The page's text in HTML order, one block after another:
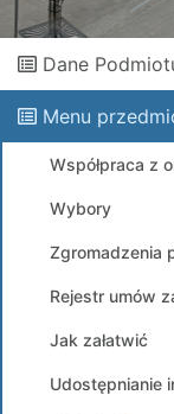
Dane
Menu
Współpraca z
Wybory
Zgromadzenia
Rejestr umów
Jak załatwić
Udostępnianie